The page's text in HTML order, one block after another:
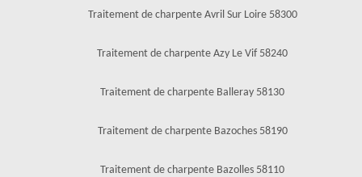
Traitement de charpente Avril Sur Loire 58300
Traitement de charpente Azy Le Vif 58240
Traitement de charpente Balleray 58130
Traitement de charpente Bazoches 58190
Traitement de charpente Bazolles 58110